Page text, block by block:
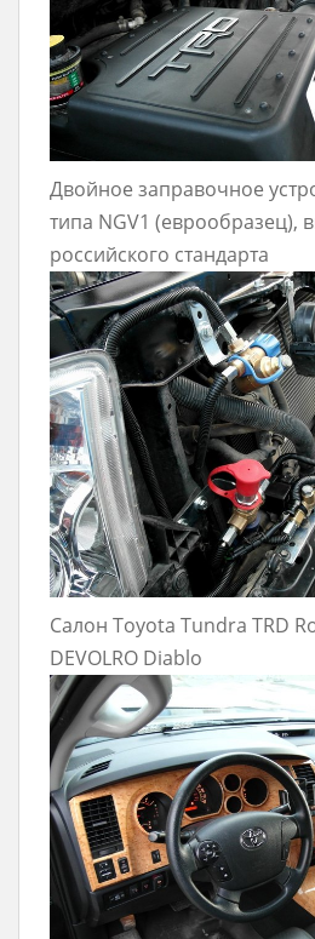
Двойное заправочное
типа NGV1 (еврообразец),
российского стандарта
Салон Toyota Tundra TRD
DEVOLRO Diablo